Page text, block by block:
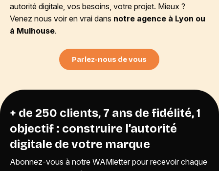
autorité digitale, vos besoins, votre projet. Mieux ?
Venez nous voir en vrai dans notre agence à Lyon ou
à Mulhouse.
Parlez-nous de vous
+ de 250 clients, 7 ans de fidélité, 1
objectif : construire l’autorité
digitale de votre marque
Abonnez-vous à notre WAMletter pour recevoir chaque